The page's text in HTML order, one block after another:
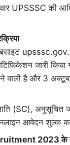
UPSSSC की
जारी
वाली है और 3
(SC),
आवेदन शुल्क का
2023 के